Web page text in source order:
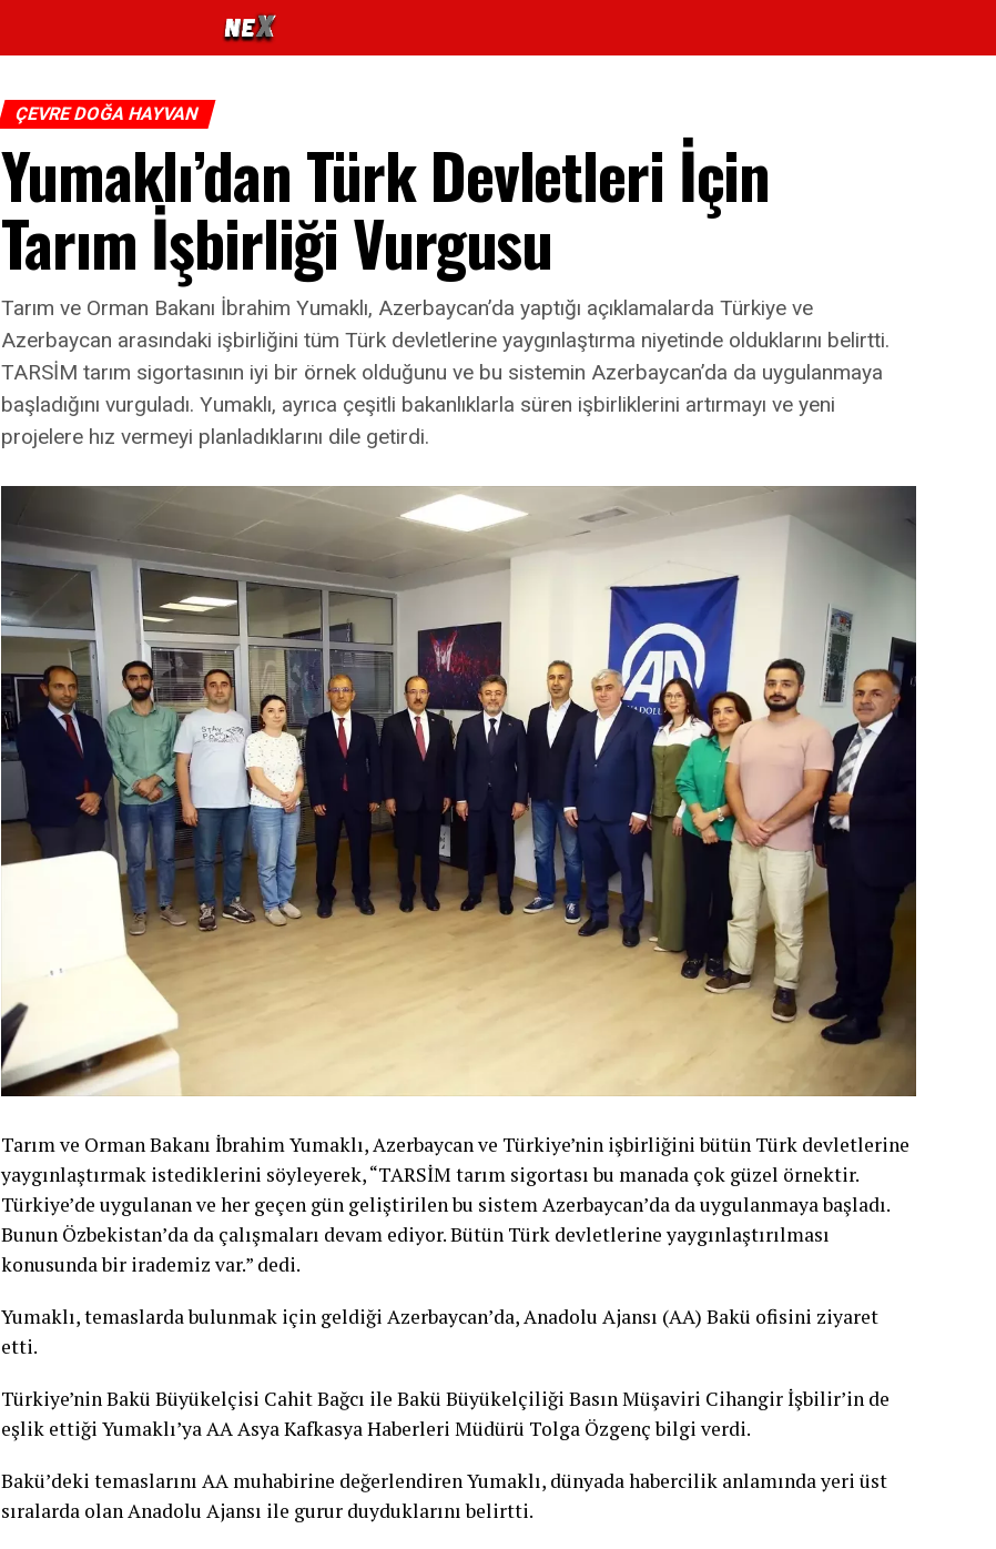
ÇEVRE DOĞA HAYVAN
Yumaklı’dan Türk Devletleri İçin
Tarım İşbirliği Vurgusu
Tarım ve Orman Bakanı İbrahim Yumaklı, Azerbaycan’da yaptığı açıklamalarda Türkiye ve
Azerbaycan arasındaki işbirliğini tüm Türk devletlerine yaygınlaştırma niyetinde olduklarını belirtti.
TARSİM tarım sigortasının iyi bir örnek olduğunu ve bu sistemin Azerbaycan’da da uygulanmaya
başladığını vurguladı. Yumaklı, ayrıca çeşitli bakanlıklarla süren işbirliklerini artırmayı ve yeni
projelere hız vermeyi planladıklarını dile getirdi.
Tarım ve Orman Bakanı İbrahim Yumaklı, Azerbaycan ve Türkiye’nin işbirliğini bütün Türk devletlerine
yaygınlaştırmak istediklerini söyleyerek, “TARSİM tarım sigortası bu manada çok güzel örnektir.
Türkiye’de uygulanan ve her geçen gün geliştirilen bu sistem Azerbaycan’da da uygulanmaya başladı.
Bunun Özbekistan’da da çalışmaları devam ediyor. Bütün Türk devletlerine yaygınlaştırılması
konusunda bir irademiz var.” dedi.
Yumaklı, temaslarda bulunmak için geldiği Azerbaycan’da, Anadolu Ajansı (AA) Bakü ofisini ziyaret
etti.
Türkiye’nin Bakü Büyükelçisi Cahit Bağcı ile Bakü Büyükelçiliği Basın Müşaviri Cihangir İşbilir’in de
eşlik ettiği Yumaklı’ya AA Asya Kafkasya Haberleri Müdürü Tolga Özgenç bilgi verdi.
Bakü’deki temaslarını AA muhabirine değerlendiren Yumaklı, dünyada habercilik anlamında yeri üst
sıralarda olan Anadolu Ajansı ile gurur duyduklarını belirtti.